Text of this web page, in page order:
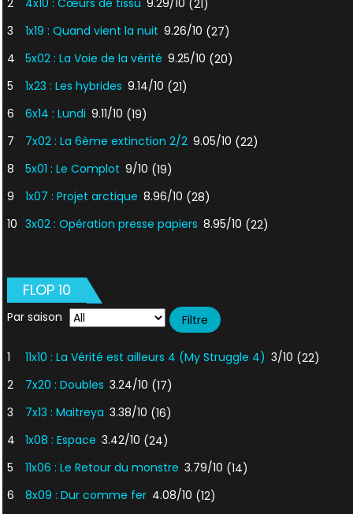
2
4x10 : Cœurs de tissu 9.29/10 (21)
3
1x19 : Quand vient la nuit 9.26/10 (27)
4
5x02 : La Voie de la vérité 9.25/10 (20)
5
1x23 : Les hybrides 9.14/10 (21)
6
6x14 : Lundi 9.11/10 (19)
7
7x02 : La 6ème extinction 2/2 9.05/10 (22)
8
5x01 : Le Complot 9/10 (19)
9
1x07 : Projet arctique 8.96/10 (28)
10 3x02 : Opération presse papiers 8.95/10 (22)
FLOP 10
Par saison
1 11x10 : La Vérité est ailleurs 4 (My Struggle 4) 3/10 (22)
2
7x20 : Doubles 3.24/10 (17)
3
7x13 : Maitreya 3.38/10 (16)
4
1x08 : Espace 3.42/10 (24)
5
11x06 : Le Retour du monstre 3.79/10 (14)
6
8x09 : Dur comme fer 4.08/10 (12)